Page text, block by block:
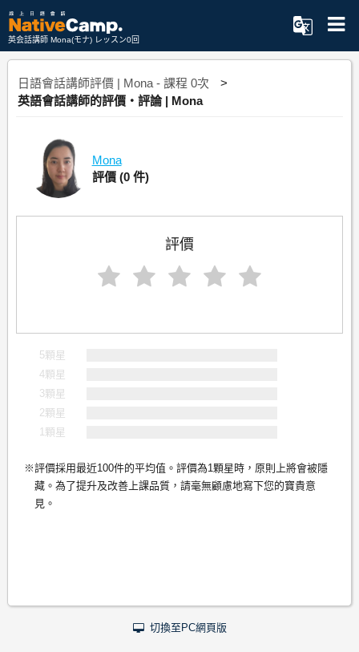
英会話講師 Mona(モナ) レッスン0回
日語會話講師評價 | Mona - 課程 0次
英語會話講師的評價・評論 | Mona
Mona
評價 (0 件)
評價
5顆星
4顆星
3顆星
2顆星
1顆星
評價採用最近100件的平均值。評價為1顆星時，原則上將會被隱
藏。為了提升及改善上課品質，請毫無顧慮地寫下您的寶貴意
見。
切換至PC網頁版